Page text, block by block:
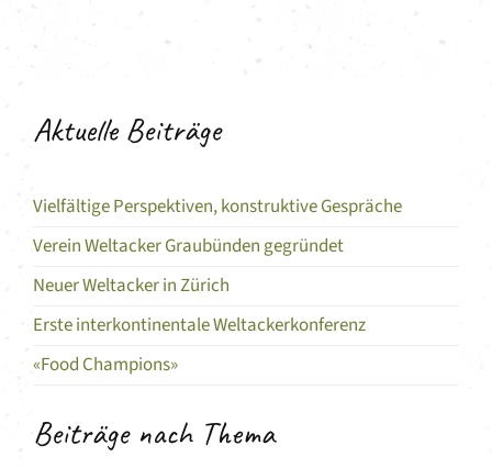
Aktuelle Beiträge
Vielfältige Perspektiven, konstruktive Gespräche
Verein Weltacker Graubünden gegründet
Neuer Weltacker in Zürich
Erste interkontinentale Weltackerkonferenz
«Food Champions»
Beiträge nach Thema